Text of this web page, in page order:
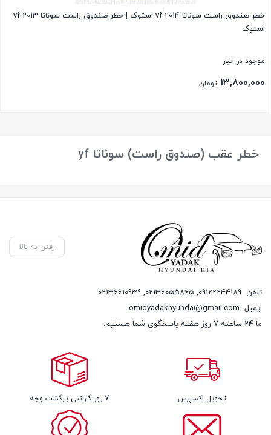
خطر صندوق راست سوناتا 2014 yf استوک | خطر صندوق راست سوناتا 2013 yf
استوک
موجود در انبار
13,800,000 تومان
خطر عقب (صندوق راست) سوناتا yf
رفتن به بالا
تلفن 09122244189
,
02136055865
,
02136610939
ایمیل omidyadakhyundai@gmail.com
ما 24 ساعته 7 روز هفته پاسخگوی شما هستیم.
تحویل اکسپرس 7 روز گارانتی بازگشت وجه